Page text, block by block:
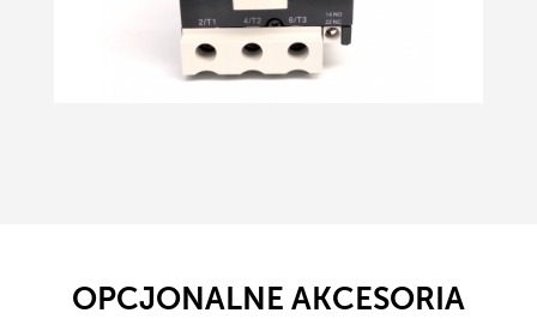
OPCJONALNE AKCESORIA